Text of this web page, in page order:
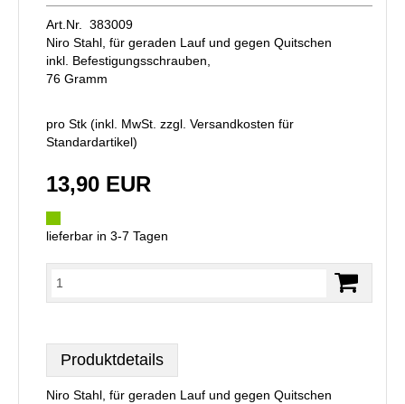
Art.Nr. 383009
Niro Stahl, für geraden Lauf und gegen Quitschen
inkl. Befestigungsschrauben,
76 Gramm
pro Stk (inkl. MwSt. zzgl. Versandkosten für
Standardartikel)
13,90 EUR
lieferbar in 3-7 Tagen
Produktdetails
Niro Stahl, für geraden Lauf und gegen Quitschen